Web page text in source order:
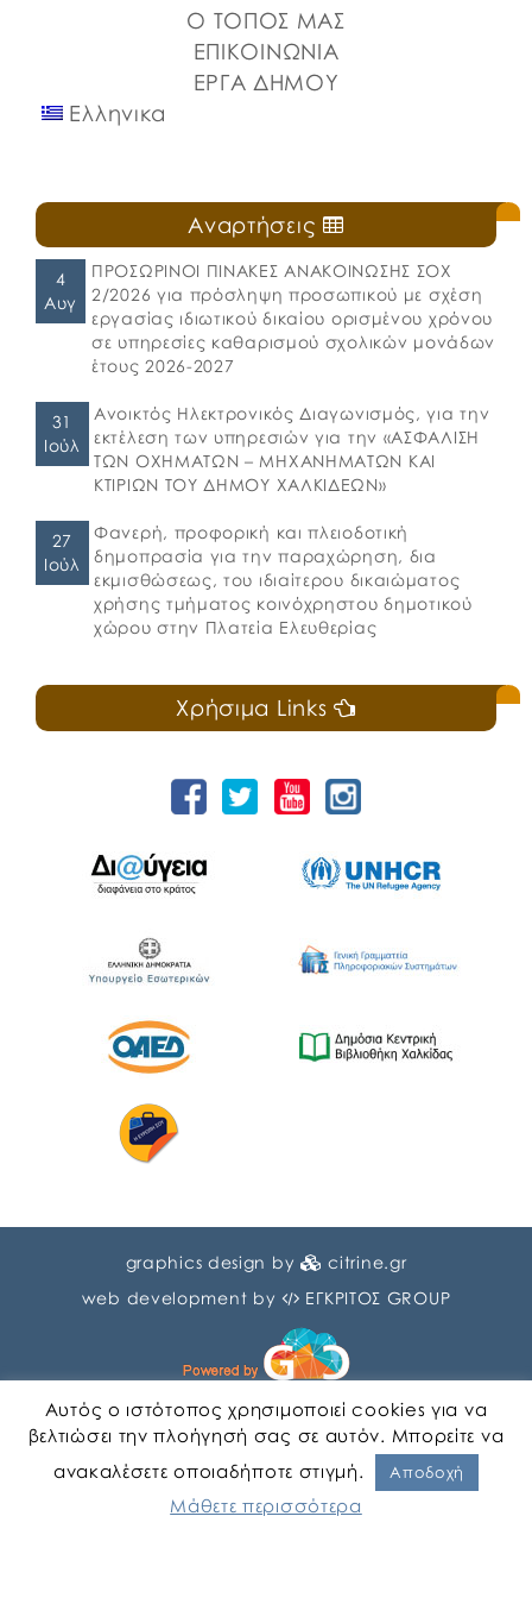
Ο ΤΟΠΟΣ ΜΑΣ
ΕΠΙΚΟΙΝΩΝΙΑ
ΕΡΓΑ ΔΗΜΟΥ
Ελληνικα
Αναρτήσεις
4
Αυγ
ΠΡΟΣΩΡΙΝΟΙ ΠΙΝΑΚΕΣ ΑΝΑΚΟΙΝΩΣΗΣ ΣΟΧ
2/2026 για πρόσληψη προσωπικού με σχέση
εργασίας ιδιωτικού δικαίου ορισμένου χρόνου
σε υπηρεσίες καθαρισμού σχολικών μονάδων
έτους 2026-2027
31
Ιούλ
Ανοικτός Ηλεκτρονικός Διαγωνισμός, για την
εκτέλεση των υπηρεσιών για την «ΑΣΦΑΛΙΣΗ
ΤΩΝ ΟΧΗΜΑΤΩΝ – ΜΗΧΑΝΗΜΑΤΩΝ ΚΑΙ
ΚΤΙΡΙΩΝ ΤΟΥ ΔΗΜΟΥ ΧΑΛΚΙΔΕΩΝ»
27
Ιούλ
Φανερή, προφορική και πλειοδοτική
δημοπρασία για την παραχώρηση, δια
εκμισθώσεως, του ιδιαίτερου δικαιώματος
χρήσης τμήματος κοινόχρηστου δημοτικού
χώρου στην Πλατεία Ελευθερίας
Χρήσιμα Links
graphics design by
citrine.gr
web development by
ΕΓΚΡΙΤΟΣ GROUP
Αυτός ο ιστότοπος χρησιμοποιεί cookies για να
βελτιώσει την πλοήγησή σας σε αυτόν. Μπορείτε να
ανακαλέσετε οποιαδήποτε στιγμή.
Αποδοχή
Μάθετε περισσότερα
Αγγλικα Ελληνικα